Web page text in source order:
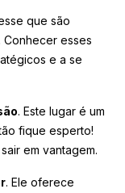
que são
. Conhecer esses
e a se
. Este lugar é um
fique esperto!
em vantagem.
. Ele oferece